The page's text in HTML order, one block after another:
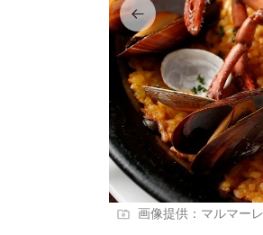
画像提供：マルマーレ